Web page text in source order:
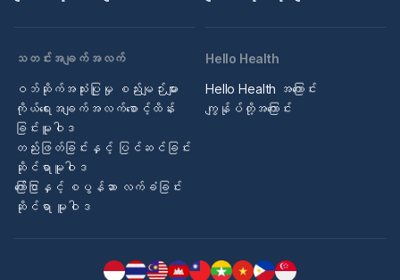
သတင်းအချက်အလက်
ဝဘ်ဆိုက်အသုံးပြုမှု စည်းမျဉ်းများ
ကိုယ်ရေးအချက်အလက်စောင့်ထိန်း
ခြင်းမူဝါဒ
တည်းဖြတ်ခြင်းနှင့် ပြင်ဆင်ခြင်း
ဆိုင်ရာမူဝါဒ
ကြော်ငြာနှင့် စပွန်ဆာ လက်ခံခြင်း
ဆိုင်ရာ မူဝါဒ
Hello Health
Hello Health အကြောင်း
ကျွန်ုပ်တို့အကြောင်း